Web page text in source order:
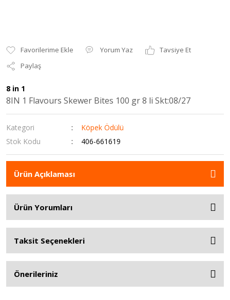
Yorum Yaz
Tavsiye Et
Paylaş
8 in 1
8IN 1 Flavours Skewer Bites 100 gr 8 li Skt:08/27
Kategori
Köpek Ödülü
Stok Kodu
406-661619
Ürün Açıklaması
Ürün Yorumları
Taksit Seçenekleri
Önerileriniz